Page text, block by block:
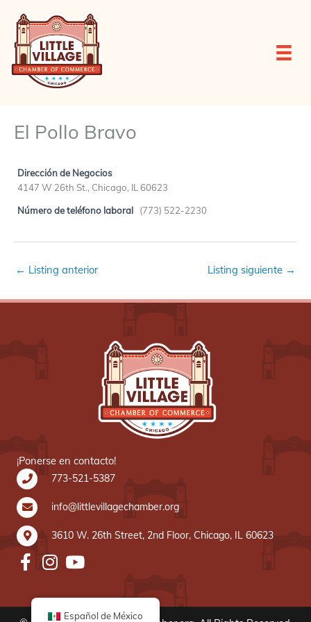
contenido
El Pollo Bravo
Dirección de Negocios
4147 W 26th St., Chicago, IL 60623
Número de teléfono laboral (773) 522-2230
← Listing anterior Listing siguiente →
¡Ponerse en contacto!
773-521-5387
info@littlevillagechamber.org
3610 W. 26th Street, 2nd Floor, Chicago, IL 60623
Español de México